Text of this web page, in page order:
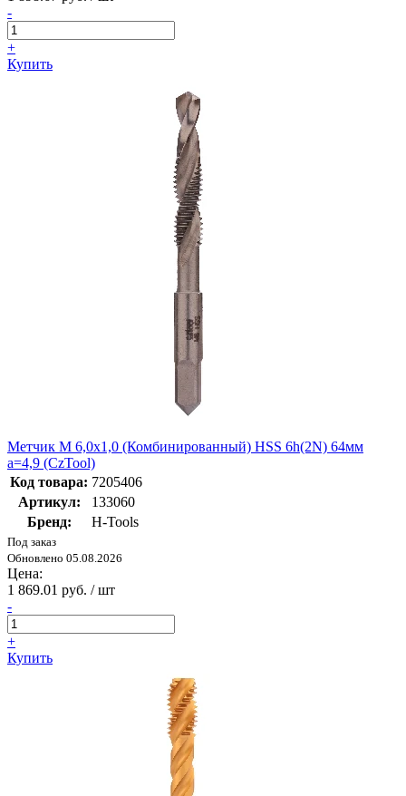
-
+
Купить
Метчик М 6,0х1,0 (Комбинированный) HSS 6h(2N) 64мм
a=4,9 (CzTool)
Код товара: 7205406
Артикул:
133060
Бренд:
H-Tools
Под заказ
Обновлено 05.08.2026
Цена:
1 869.01 руб. / шт
-
+
Купить